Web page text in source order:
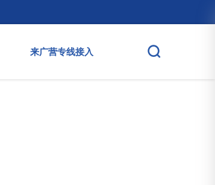
来广营专线接入